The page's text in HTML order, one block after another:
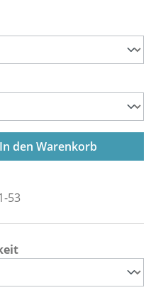
den gewünschten
In den Warenkorb
53